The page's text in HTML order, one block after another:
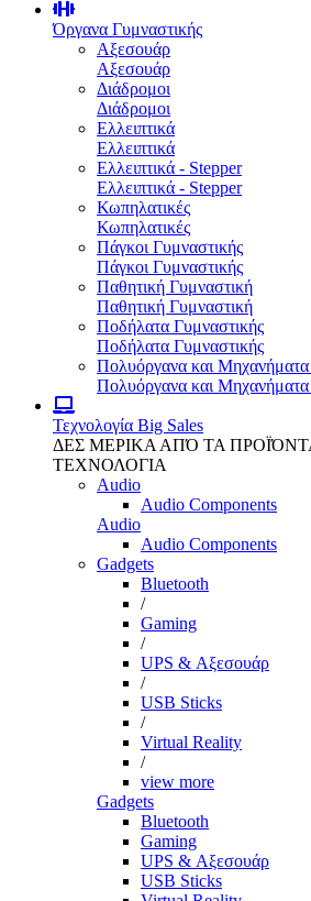
Όργανα Γυμναστικής
Αξεσουάρ
Αξεσουάρ
Διάδρομοι
Διάδρομοι
Ελλειπτικά
Ελλειπτικά
Ελλειπτικά - Stepper
Ελλειπτικά - Stepper
Κωπηλατικές
Κωπηλατικές
Πάγκοι Γυμναστικής
Πάγκοι Γυμναστικής
Παθητική Γυμναστική
Παθητική Γυμναστική
Ποδήλατα Γυμναστικής
Ποδήλατα Γυμναστικής
Πολυόργανα και Μηχανήματα
Πολυόργανα και Μηχανήματα
Τεχνολογία Big Sales
ΔΕΣ ΜΕΡΙΚΑ ΑΠΌ ΤΑ
ΤΕΧΝΟΛΟΓΙΑ
Audio
Audio Components
Audio
Audio Components
Gadgets
Bluetooth
/
Gaming
/
UPS & Αξεσουάρ
/
USB Sticks
/
Virtual Reality
/
view more
Gadgets
Bluetooth
Gaming
UPS & Αξεσουάρ
USB Sticks